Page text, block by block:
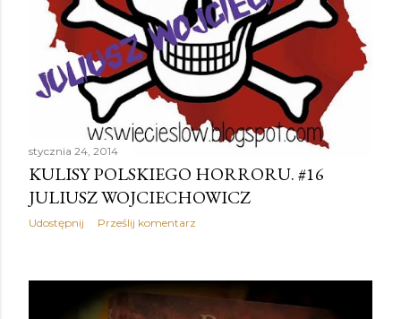
stycznia 24, 2014
KULISY POLSKIEGO HORRORU. #16
JULIUSZ WOJCIECHOWICZ
Udostępnij Prześlij komentarz